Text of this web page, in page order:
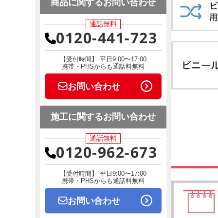
商品に関するお問い合わせ
通話無料
0120-441-723
【受付時間】 平日9:00〜17:00
携帯・PHSからも通話料無料
お問い合わせ
施工に関するお問い合わせ
通話無料
0120-962-673
【受付時間】 平日9:00〜17:00
携帯・PHSからも通話料無料
お問い合わせ